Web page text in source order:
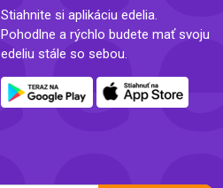
Stiahnite si aplikáciu edelia.
Pohodlne a rýchlo budete mať svoju
edeliu stále so sebou.